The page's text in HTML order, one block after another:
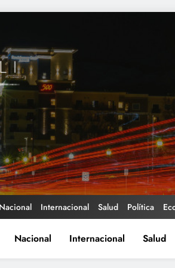
Nacional Internacional Salud Política
Nacional Internacional Salud